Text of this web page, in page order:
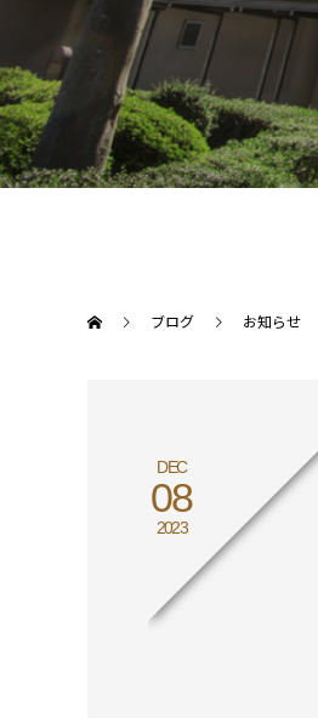
ブログ お知らせ
DEC
08
2023